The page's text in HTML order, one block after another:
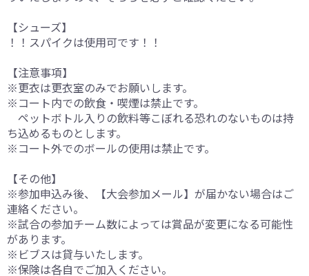
【シューズ】
！！スパイクは使用可です！！
【注意事項】
※更衣は更衣室のみでお願いします。
※コート内での飲食・喫煙は禁止です。
ペットボトル入りの飲料等こぼれる恐れのないものは持
ち込めるものとします。
※コート外でのボールの使用は禁止です。
【その他】
※参加申込み後、【大会参加メール】が届かない場合はご
連絡ください。
※試合の参加チーム数によっては賞品が変更になる可能性
があります。
※ビブスは貸与いたします。
※保険は各自でご加入ください。